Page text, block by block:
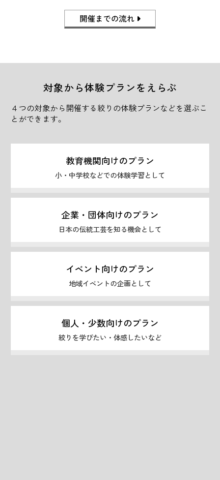
開催までの流れ
対象から体験プランをえらぶ
４つの対象から開催する絞りの体験プランなどを選ぶこ
とができます。
教育機関向けのプラン
小・中学校などでの体験学習として
企業・団体向けのプラン
日本の伝統工芸を知る機会として
イベント向けのプラン
地域イベントの企画として
個人・少数向けのプラン
絞りを学びたい・体感したいなど